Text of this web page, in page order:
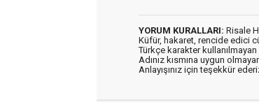
YORUM KURALLARI: Risale
Küfür, hakaret, rencide edici
Türkçe karakter kullanılmayan
Adınız kısmına uygun
Anlayışınız için teşekkür